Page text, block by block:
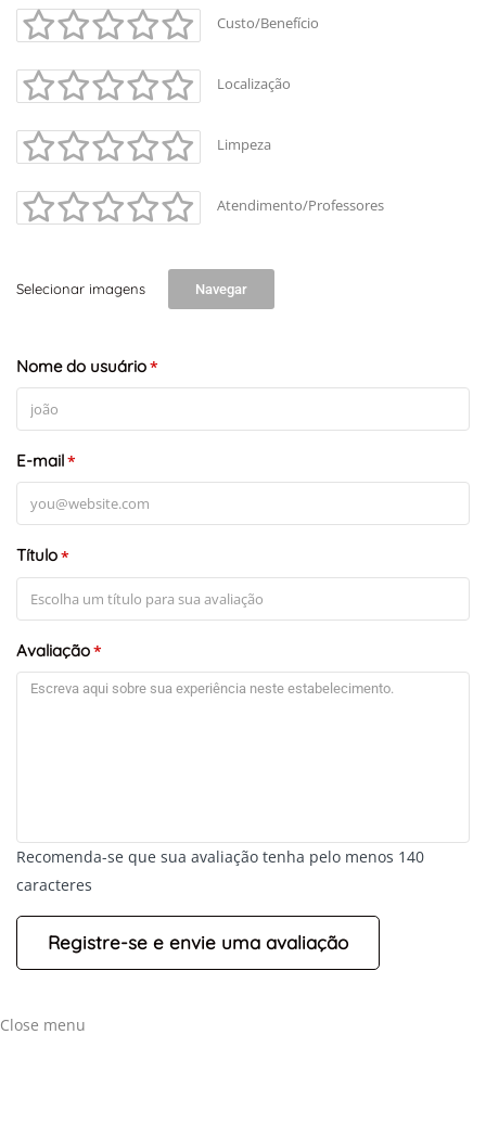
Leaflet
Custo/Benefício
Localização
Limpeza
Atendimento/Professores
Selecionar imagens Navegar
Nome do usuário*
E-mail*
Título*
Avaliação*
Recomenda-se que sua avaliação tenha pelo menos 140
caracteres
Close menu